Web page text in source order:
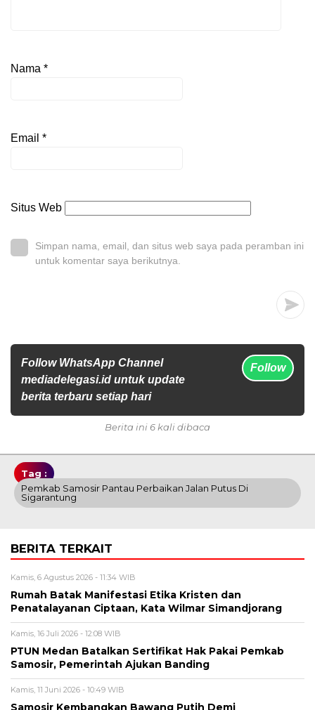
Nama *
Email *
Situs Web
Simpan nama, email, dan situs web saya pada peramban ini
untuk komentar saya berikutnya.
Follow WhatsApp Channel
mediadelegasi.id untuk update
berita terbaru setiap hari
Follow
Berita ini 6 kali dibaca
Tag :
Pemkab Samosir Pantau Perbaikan Jalan Putus Di
Sigarantung
BERITA TERKAIT
Kamis, 6 Agustus 2026 - 11:34 WIB
Rumah Batak Manifestasi Etika Kristen dan
Penatalayanan Ciptaan, Kata Wilmar Simandjorang
Kamis, 16 Juli 2026 - 12:08 WIB
PTUN Medan Batalkan Sertifikat Hak Pakai Pemkab
Samosir, Pemerintah Ajukan Banding
Kamis, 11 Juni 2026 - 10:49 WIB
Samosir Kembangkan Bawang Putih Demi